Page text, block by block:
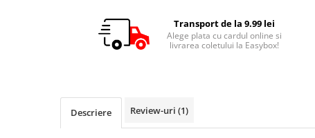
Transport de la 9.99 lei
Alege plata cu cardul online si
livrarea coletului la Easybox!
Descriere Review-uri (1)